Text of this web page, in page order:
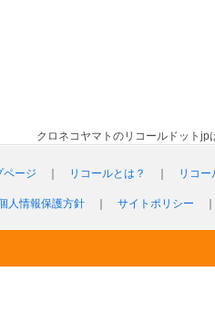
クロネコヤマトのリコールドットjp
ページ リコールとは？ リコ
人情報保護方針 サイトポリシー